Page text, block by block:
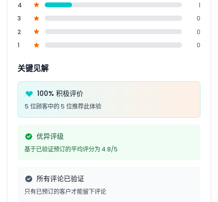
4
1
3
0
2
0
1
0
关键见解
100% 积极评价
5 位顾客中的 5 位推荐此体验
优异评级
基于已验证预订的平均评分为 4.8/5
所有评论已验证
只有已预订的客户才能留下评论